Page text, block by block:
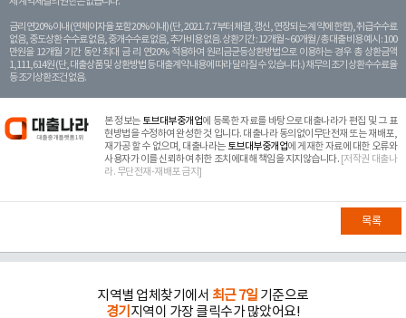
금리 연20% 이내 (연체이자율 포함 20% 이내) (단, 2021. 7. 7부터 체결, 갱신, 연장되는 계 약에 한함), 취급수수료
없음, 중도상환 수수료 없음, 중개수수료 없음, 추가비용 없음. 상환기간 : 12개월 ~ 60개월 / 총 대출 비용 예시 : 100
만원을 12개월 기간 동안 최대 금 리 연20% 적용하여 원리금균등상환방법으로 이용하는 경우 총 상환금액
1,111,614원 (단, 대출상품 및 상환방법 등 대출계약 내용에 따라 달라질 수 있습니다.) 채무의 조기 상환수수료율
등 조기상환조건 없음.
본 정보는 토브대부중개업에 등록한 자료를 바탕으로 대출나라가 편집 및 그 표
현방법을 수정하여 완성한 것 입니다. 대출나라 동의없이무단전재 또는 재배포,
재가공 할 수 없으며, 대출나라는 토브대부중개업에 게재한 자료에 대한 오류와
사용자가 이를 신뢰하여 취한 조치에대해 책임을 지지않습니다. [저작권 대출나
라. 무단전재-재배포 금지]
목록
지역별 업체찾기에서 최근 7일 기준으로
경기 지역이 가장 클릭수가 많았어요!